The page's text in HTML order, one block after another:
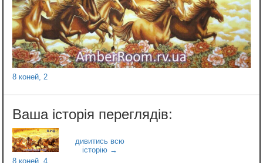
8 коней, 2
8 коней, 4